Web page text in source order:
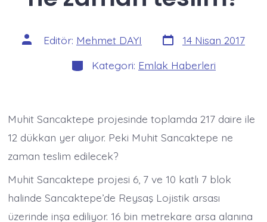
Yazının
yazarı
Editör: Mehmet DAYI Yazı
tarihi
14 Nisan 2017
Kategoriler
Kategori: Emlak Haberleri
Muhit Sancaktepe projesinde toplamda 217 daire ile
12 dükkan yer alıyor. Peki Muhit Sancaktepe ne
zaman teslim edilecek?
Muhit Sancaktepe projesi 6, 7 ve 10 katlı 7 blok
halinde Sancaktepe’de Reysaş Lojistik arsası
üzerinde inşa ediliyor. 16 bin metrekare arsa alanına